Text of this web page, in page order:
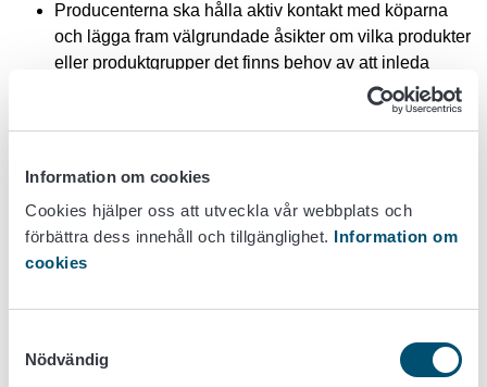
Information om cookies
Cookies hjälper oss att utveckla vår webbplats och
förbättra dess innehåll och tillgänglighet. Information om
cookies
Nödvändig
Producenterna ska hålla aktiv kontakt med köparna
och lägga fram välgrundade åsikter om vilka produkter
eller produktgrupper det finns behov av att inleda
Utvecklande av avtalsstrukturerna
Det finns skäl att vidareutveckla avtalsstrukturerna. De
villkor som bestämmer prisjusteringarna i avtalen inom
livsmedelskedjan varierar avsevärt. Ofta har det i avtalen
inte angetts tydligt i vilka situationer och på vilket sätt
livsmedelskedjans långvariga leveransavtal till fasta priser
villkor för prisjusteringar i avtalet.